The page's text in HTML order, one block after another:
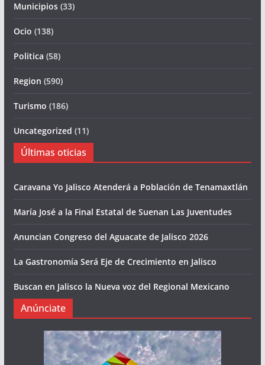
Municipios(33)
Ocio (138)
Politica (58)
Region (590)
Turismo (186)
Uncategorized (11)
Últimas oticias
Caravana Yo Jalisco Atenderá a Población de Tenamaxtlán
María José a la Final Estatal de Suenan Las Juventudes
Anuncian Congreso del Aguacate de Jalisco 2026
La Gastronomía Será Eje de Crecimiento en Jalisco
Buscan en Jalisco la Nueva voz del Regional Mexicano
Anúnciate